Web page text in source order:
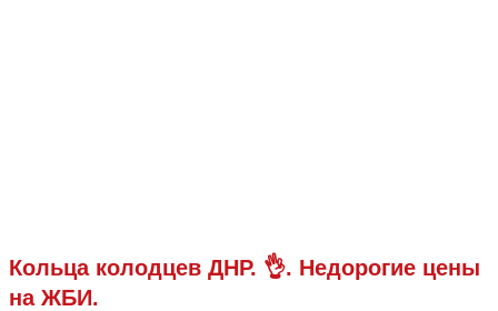
Кольца колодцев ДНР. 👌. Недорогие цены
на ЖБИ.